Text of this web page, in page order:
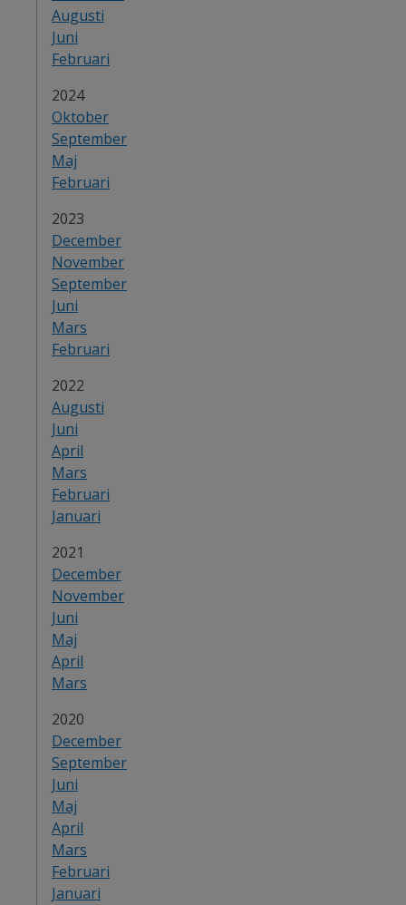
Augusti
Juni
Februari
År:
2024
Oktober
September
Maj
Februari
År:
2023
December
November
September
Juni
Mars
Februari
År:
2022
Augusti
Juni
April
Mars
Februari
Januari
År:
2021
December
November
Juni
Maj
April
Mars
År:
2020
December
September
Juni
Maj
April
Mars
Februari
Januari